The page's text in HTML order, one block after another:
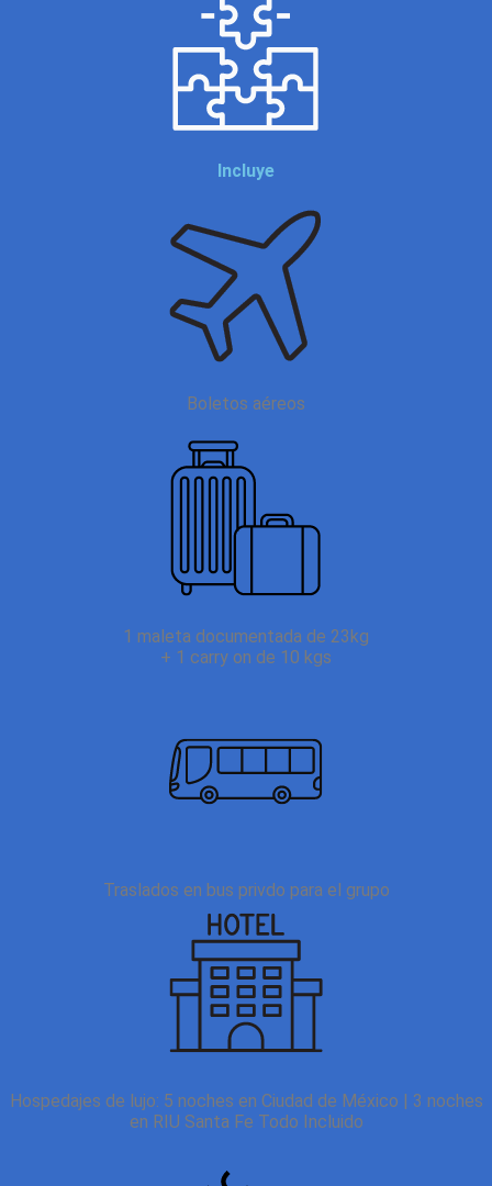
Incluye
Boletos aéreos
1 maleta documentada de 23kg
+ 1 carry on de 10 kgs
Traslados en bus privdo para el grupo
Hospedajes de lujo: 5 noches en Ciudad de México | 3 noches
en RIU Santa Fe Todo Incluido